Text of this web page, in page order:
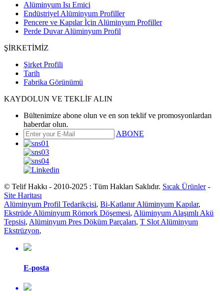
Alüminyum Isı Emici
Endüstriyel Alüminyum Profiller
Pencere ve Kapılar İçin Alüminyum Profiller
Perde Duvar Alüminyum Profil
ŞİRKETİMİZ
Şirket Profili
Tarih
Fabrika Görünümü
KAYDOLUN VE TEKLİF ALIN
Bültenimize abone olun ve en son teklif ve promosyonlardan
haberdar olun.
ABONE
© Telif Hakkı - 2010-2025 : Tüm Hakları Saklıdır. Sıcak Ürünler-
Site Haritası
Alüminyum Profil Tedarikçisi, Bi-Katlanır Alüminyum Kapılar,
Ekstrüde Alüminyum Römork Döşemesi, Alüminyum Alaşımlı Akü
Tepsisi, Alüminyum Pres Döküm Parçaları, T Slot Alüminyum
Ekstrüzyon,
E-posta